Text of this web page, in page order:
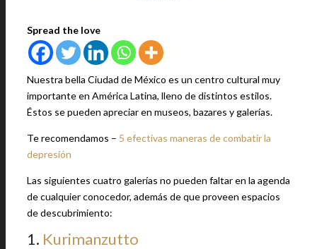
Spread the love
Nuestra bella Ciudad de México es un centro cultural muy
importante en América Latina, lleno de distintos estilos.
Éstos se pueden apreciar en museos, bazares y galerías.
Te recomendamos – 5 efectivas maneras de combatir la
depresión
Las siguientes cuatro galerías no pueden faltar en la agenda
de cualquier conocedor, además de que proveen espacios
de descubrimiento:
1. Kurimanzutto